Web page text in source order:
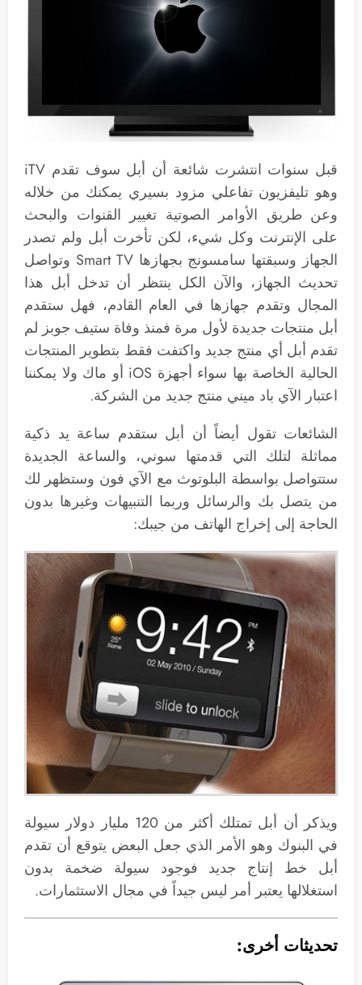
قبل سنوات انتشرت شائعة أن أبل سوف تقدم iTV
وهو تليفزيون تفاعلي مزود بسيري يمكنك من خلاله
وعن طريق الأوامر الصوتية تغيير القنوات والبحث
على الإنترنت وكل شيء، لكن تأخرت أبل ولم تصدر
الجهاز وسبقتها سامسونج بجهازها Smart TV وتواصل
تحديث الجهاز، والآن الكل ينتظر أن تدخل أبل هذا
المجال وتقدم جهازها في العام القادم، فهل ستقدم
أبل منتجات جديدة لأول مرة فمنذ وفاة ستيف جوبز لم
تقدم أبل أي منتج جديد واكتفت فقط بتطوير المنتجات
الحالية الخاصة بها سواء أجهزة iOS أو ماك ولا يمكننا
اعتبار الآي باد ميني منتج جديد من الشركة.
الشائعات تقول أيضاً أن أبل ستقدم ساعة يد ذكية
مماثلة لتلك التي قدمتها سوني، والساعة الجديدة
ستتواصل بواسطة البلوتوث مع الآي فون وستظهر لك
من يتصل بك والرسائل وربما التنبيهات وغيرها بدون
الحاجة إلى إخراج الهاتف من جيبك:
ويذكر أن أبل تمتلك أكثر من 120 مليار دولار سيولة
في البنوك وهو الأمر الذي جعل البعض يتوقع أن تقدم
أبل خط إنتاج جديد فوجود سيولة ضخمة بدون
استغلالها يعتبر أمر ليس جيداً في مجال الاستثمارات.
تحديثات أخرى: